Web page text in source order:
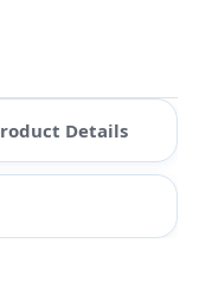
Details